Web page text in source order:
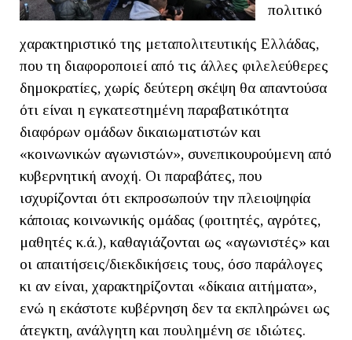
πολιτικό
χαρακτηριστικό της μεταπολιτευτικής Ελλάδας,
που τη διαφοροποιεί από τις άλλες φιλελεύθερες
δημοκρατίες, χωρίς δεύτερη σκέψη θα απαντούσα
ότι είναι η εγκατεστημένη παραβατικότητα
διαφόρων ομάδων δικαιωματιστών και
«κοινωνικών αγωνιστών», συνεπικουρούμενη από
κυβερνητική ανοχή. Οι παραβάτες, που
ισχυρίζονται ότι εκπροσωπούν την πλειοψηφία
κάποιας κοινωνικής ομάδας (φοιτητές, αγρότες,
μαθητές κ.ά.), καθαγιάζονται ως «αγωνιστές» και
οι απαιτήσεις/διεκδικήσεις τους, όσο παράλογες
κι αν είναι, χαρακτηρίζονται «δίκαια αιτήματα»,
ενώ η εκάστοτε κυβέρνηση δεν τα εκπληρώνει ως
άτεγκτη, ανάλγητη και πουλημένη σε ιδιώτες.